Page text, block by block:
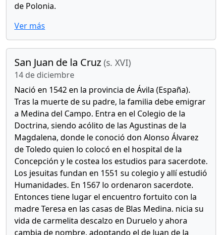
de Polonia.
Ver más
San Juan de la Cruz (s. XVI)
14 de diciembre
Nació en 1542 en la provincia de Ávila (España).
Tras la muerte de su padre, la familia debe emigrar
a Medina del Campo. Entra en el Colegio de la
Doctrina, siendo acólito de las Agustinas de la
Magdalena, donde le conoció don Alonso Álvarez
de Toledo quien lo colocó en el hospital de la
Concepción y le costea los estudios para sacerdote.
Los jesuitas fundan en 1551 su colegio y allí estudió
Humanidades. En 1567 lo ordenaron sacerdote.
Entonces tiene lugar el encuentro fortuito con la
madre Teresa en las casas de Blas Medina. nicia su
vida de carmelita descalzo en Duruelo y ahora
cambia de nombre, adoptando el de Juan de la